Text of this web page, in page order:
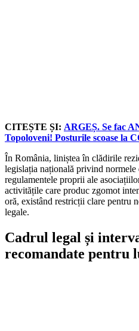
CITEȘTE ȘI: ARGEȘ. Se fac
Topoloveni! Posturile scoase la
În România, liniștea în clădirile
legislația națională privind
regulamentele proprii ale
activitățile care produc zgomot
oră, existând restricții clare pentru
legale.
Cadrul legal și
recomandate pentru